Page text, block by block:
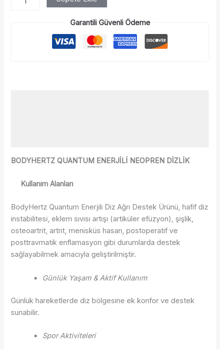
Garantili Güvenli Ödeme
BODYHERTZ QUANTUM ENERJİLİ NEOPREN DİZLİK
Kullanım Alanları
BodyHertz Quantum Enerjili Diz Ağrı Destek Ürünü, hafif diz
instabilitesi, eklem sıvısı artışı (artiküler efüzyon), şişlik,
osteoartrit, artrit, menisküs hasarı, postoperatif ve
posttravmatik enflamasyon gibi durumlarda destek
sağlayabilmek amacıyla geliştirilmiştir.
Günlük Yaşam & Aktif Kullanım
Günlük hareketlerde diz bölgesine ek konfor ve destek
sunabilir.
Spor Aktiviteleri